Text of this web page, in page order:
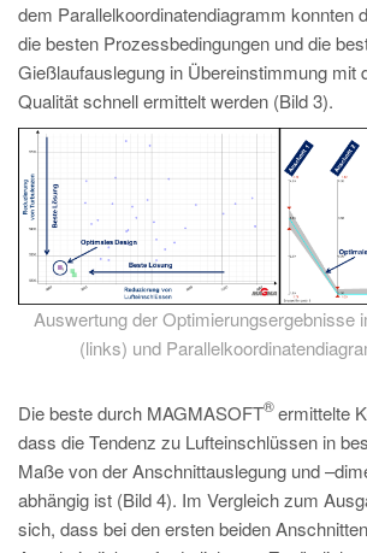
dem Parallelkoordinatendiagramm konnten
die besten Prozessbedingungen und die
Gießlaufauslegung in Übereinstimmung mit
Qualität schnell ermittelt werden (Bild 3).
Auswertung der Optimierungsergebnisse
(links) und
Die beste durch MAGMASOFT
®ermittelte
dass die Tendenz zu Lufteinschlüssen in
Maße von der Anschnittauslegung und
abhängig ist (Bild 4). Im Vergleich zum
sich, dass bei den ersten beiden